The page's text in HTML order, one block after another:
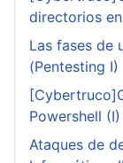
directorios
Las fases de
(Pentesting I)
Powershell
Ataques de